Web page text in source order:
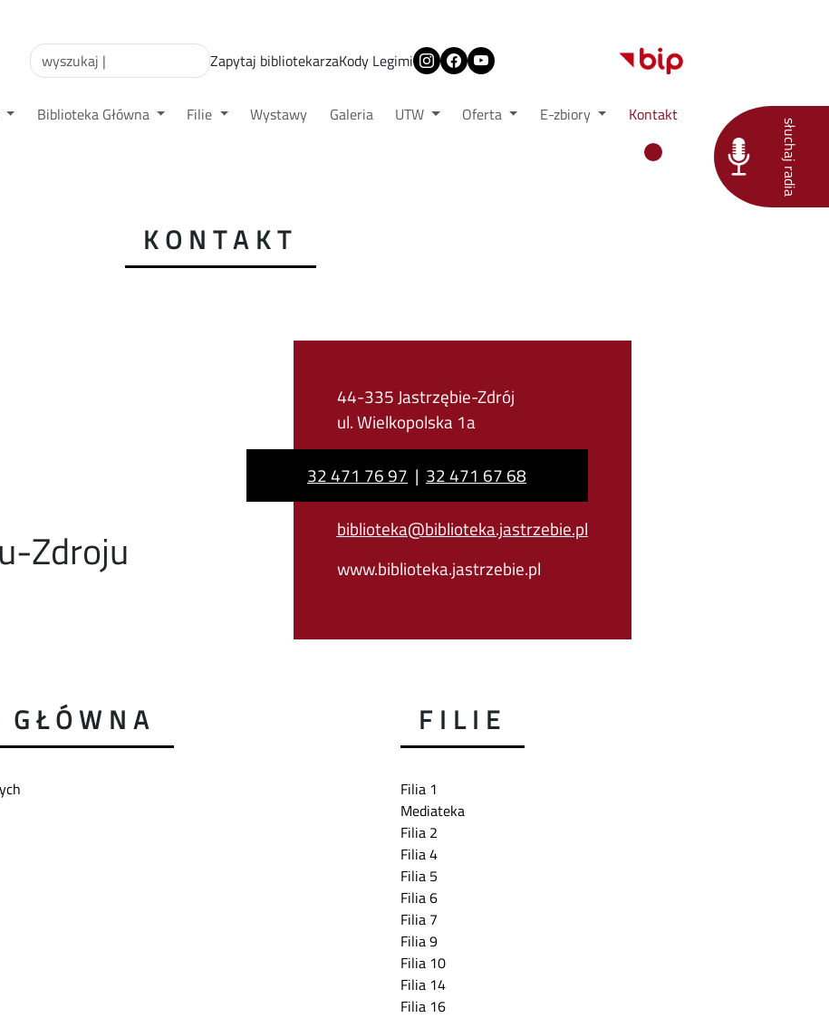
Zapytaj bibliotekarzaKody Legimi
Biblioteka Główna Filie Wystawy Galeria UTW Oferta E-zbiory Kontakt
słuchaj radia
KONTAKT
Zdroju
44-335 Jastrzębie-Zdrój
ul. Wielkopolska 1a
32 471 76 97 | 32 471 67 68
biblioteka@biblioteka.jastrzebie.pl
www.biblioteka.jastrzebie.pl
FILIE
Filia 1
Mediateka
Filia 2
Filia 4
Filia 5
Filia 6
Filia 7
Filia 9
Filia 10
Filia 14
Filia 16